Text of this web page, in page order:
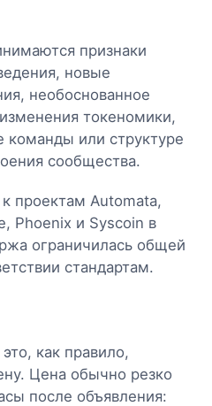
признаки
новые
необоснованное
токеномики,
команды или структуре
сообщества.
проектам Automata,
Phoenix и Syscoin в
ограничилась общей
стандартам.
как правило,
Цена обычно резко
после объявления: